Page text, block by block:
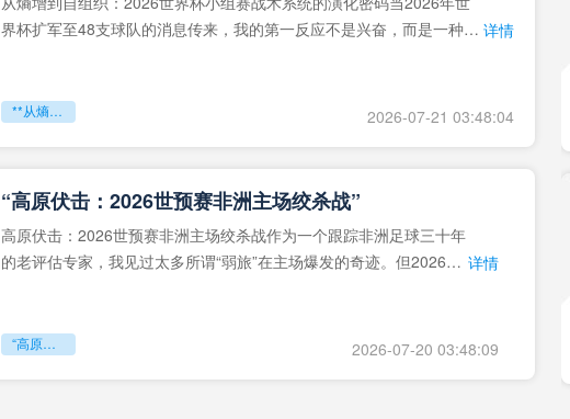
界杯扩军至48支球队的消息传来，我的第一反应不是兴奋，而是一种深 详情
**从熵增到自组织：2026世界杯小组赛战术系统的演化密码** 2026-07-21 03:48:04
“高原伏击：2026世预赛非洲主场绞杀战”
高原伏击：2026世预赛非洲主场绞杀战作为一个跟踪非洲足球三十年
的老评估专家，我见过太多所谓“弱旅”在主场爆发的奇迹。但2026年 详情
“高原伏击：2026世预赛非洲主场绞杀战” 2026-07-20 03:48:09